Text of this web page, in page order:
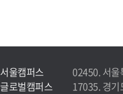
서울캠퍼스
02450. 서
글로벌캠퍼스
17035. 경